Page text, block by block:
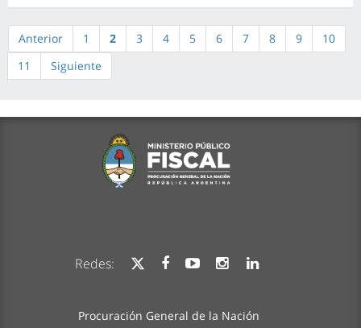
Anterior 1 2 3 4 5 6 7 8 9
10
11
Siguiente
Redes:
Procuración General de la Nación